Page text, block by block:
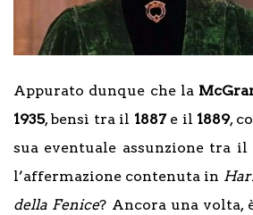
Appurato dunque che la
1935, bensì tra il 1887e il 1889,
sua eventuale assunzione tra il
l’affermazione contenuta in
della Fenice? Ancora una volta,